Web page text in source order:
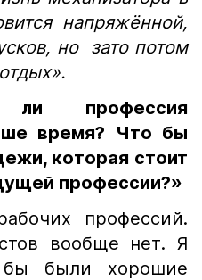
напряжённой,
но зато потом
профессия
время? Что бы
которая стоит
профессии?»
профессий.
вообще нет. Я
были хорошие